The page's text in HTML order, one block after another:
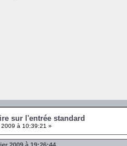
sur l'entrée standard
2009 à 10:39:21 »